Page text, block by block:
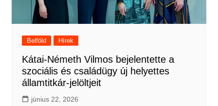
Belföld Hírek
Kátai-Németh Vilmos bejelentette a
szociális és családügy új helyettes
államtitkár-jelöltjeit
június 22, 2026